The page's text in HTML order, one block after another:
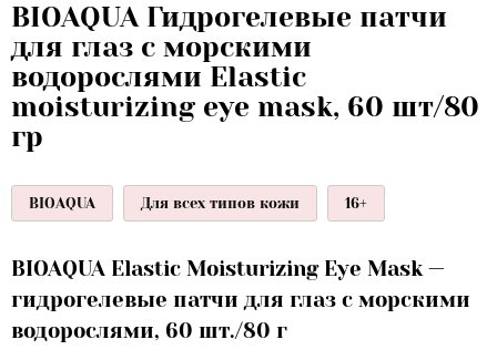
BIOAQUA Гидрогелевые патчи
для глаз с морскими
водорослями Elastic
moisturizing eye mask, 60 шт/80
гр
BIOAQUA Для всех типов кожи 16+
BIOAQUA Elastic Moisturizing Eye Mask —
гидрогелевые патчи для глаз с морскими
водорослями, 60 шт./80 г